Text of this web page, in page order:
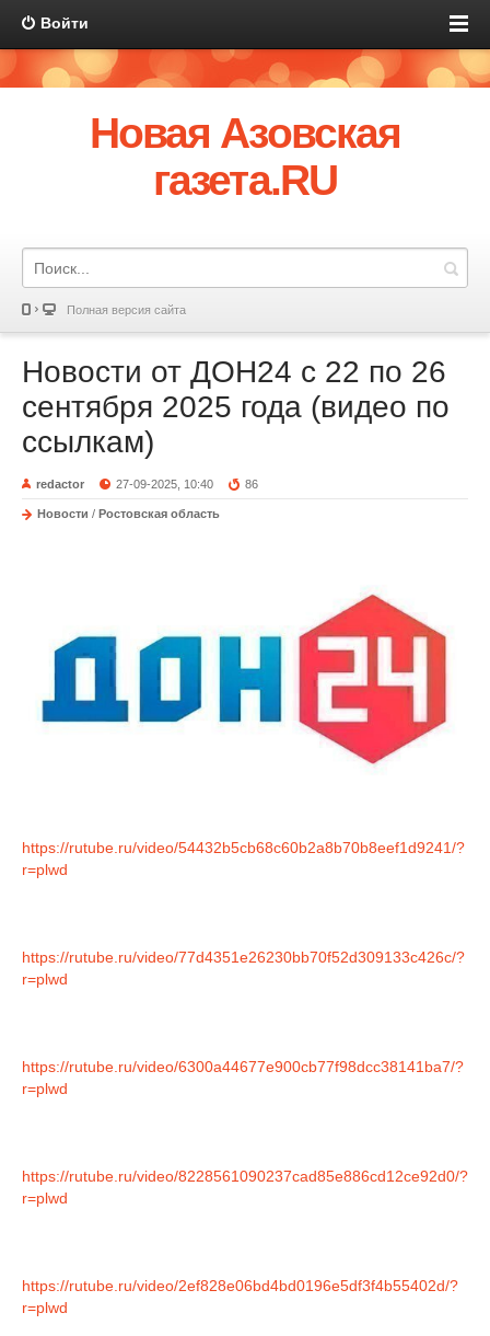
Войти
Новая Азовская
газета.RU
Полная версия сайта
Новости от ДОН24 с 22 по 26
сентября 2025 года (видео по
ссылкам)
redactor 27-09-2025, 10:40 86
Новости / Ростовская область
https://rutube.ru/video/54432b5cb68c60b2a8b70b8eef1d9241/?
r=plwd
https://rutube.ru/video/77d4351e26230bb70f52d309133c426c/?
r=plwd
https://rutube.ru/video/6300a44677e900cb77f98dcc38141ba7/?
r=plwd
https://rutube.ru/video/8228561090237cad85e886cd12ce92d0/?
r=plwd
https://rutube.ru/video/2ef828e06bd4bd0196e5df3f4b55402d/?
r=plwd